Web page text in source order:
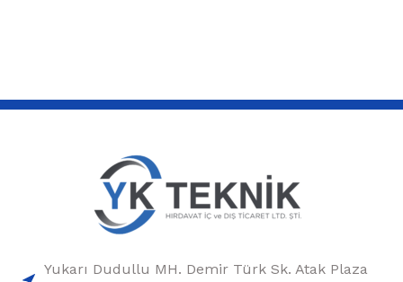
Yukarı Dudullu MH. Demir Türk Sk. Atak Plaza